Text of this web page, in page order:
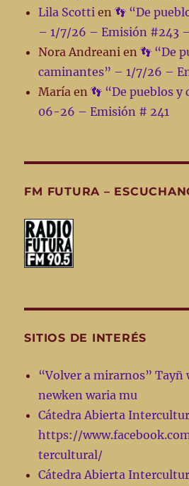
Lila Scotti en👣 “De
– 1/7/26 – Emisión #243
Nora Andreani en👣 “De
caminantes” – 1/7/26 –
María en👣 “De pueblos
06-26 – Emisión # 241
FM FUTURA –
SITIOS DE INTERÉS
“Volver a mirarnos”
newken waria mu
Cátedra Abierta
https://
tercultural/
Cátedra Abierta